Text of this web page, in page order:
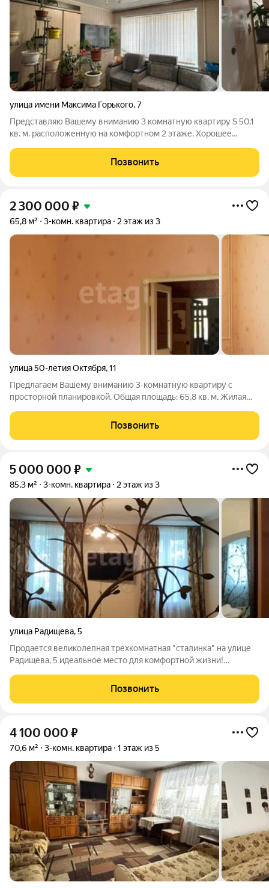
улица имени Максима Горького,7
Представляю Вашему вниманию 3 комнатную квартиру S 50,1
кв. м. расположенную на комфортном 2 этаже. Хорошее
"Молодежный" В квартире выполнен косметический ремонт.
Установлены пластиковые окна,
Позвонить
2 300 000 ₽
65,8 м² 3-комн. квартира 2 этаж из 3
улица 50-летия Октября,11
Предлагаем Вашему вниманию 3-комнатную квартиру с
просторной планировкой. Общая площадь: 65,8 кв. м. Жилая
10 кв. м. Высота потолков - 3 м. Дом после капитального
ремонта. В квартире
Позвонить
5 000 000 ₽
85,3 м² 3-комн. квартира 2 этаж из 3
улица Радищева,5
Продается великолепная трехкомнатная "сталинка" на улице
Радищева, 5 идеальное место для комфортной жизни!
готова к вашему заселению. Здесь выполнен стильный ремонт
по эксклюзивному
Позвонить
4 100 000 ₽
70,6 м² 3-комн. квартира 1 этаж из 5